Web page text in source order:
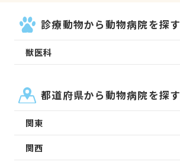
診療動物から動物病院を探す
獣医科
都道府県から動物病院を探す
関東
関西